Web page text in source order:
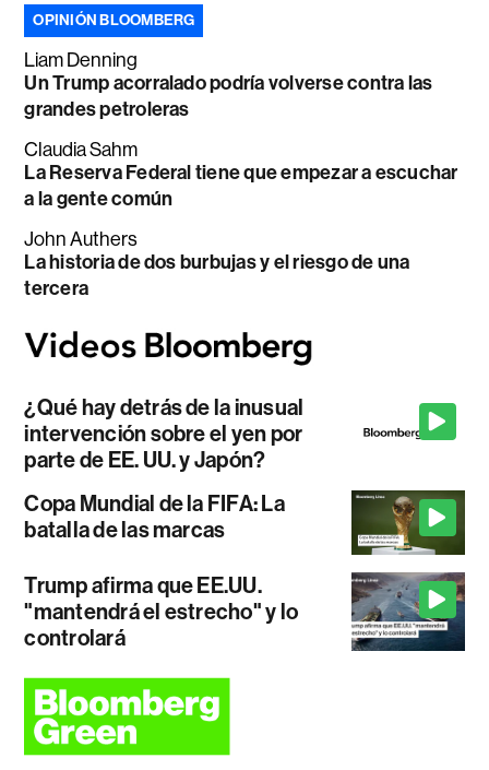
OPINIÓN BLOOMBERG
Liam Denning
Un Trump acorralado podría volverse contra las
grandes petroleras
Claudia Sahm
La Reserva Federal tiene que empezar a escuchar
a la gente común
John Authers
La historia de dos burbujas y el riesgo de una
tercera
¿Qué hay detrás de la inusual
intervención sobre el yen por
parte de EE. UU. y Japón?
Copa Mundial de la FIFA: La
batalla de las marcas
Trump afirma que EE.UU.
"mantendrá el estrecho" y lo
controlará